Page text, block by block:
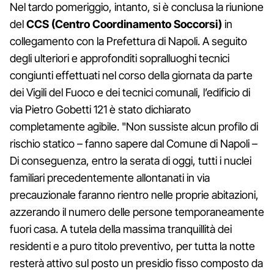
Nel tardo pomeriggio, intanto, si è conclusa la riunione
delCCS (Centro Coordinamento Soccorsi) in
collegamento con la Prefettura di Napoli. A seguito
degli ulteriori e approfonditi sopralluoghi tecnici
congiunti effettuati nel corso della giornata da parte
dei Vigili del Fuoco e dei tecnici comunali, l’edificio di
via Pietro Gobetti 121 è stato dichiarato
completamente agibile. "Non sussiste alcun profilo di
rischio statico – fanno sapere dal Comune di Napoli –
Di conseguenza, entro la serata di oggi, tutti i nuclei
familiari precedentemente allontanati in via
precauzionale faranno rientro nelle proprie abitazioni,
azzerando il numero delle persone temporaneamente
fuori casa. A tutela della massima tranquillità dei
residenti e a puro titolo preventivo, per tutta la notte
resterà attivo sul posto un presidio fisso composto da